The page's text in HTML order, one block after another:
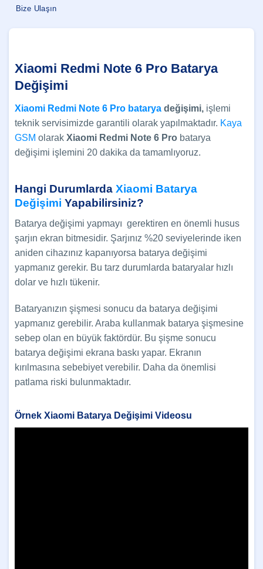
Bize Ulaşın
Xiaomi Redmi Note 6 Pro Batarya
Değişimi
Xiaomi Redmi Note 6 Pro batarya değişimi, işlemi
teknik servisimizde garantili olarak yapılmaktadır. Kaya
GSM olarak Xiaomi Redmi Note 6 Pro batarya
değişimi işlemini 20 dakika da tamamlıyoruz.
Hangi Durumlarda Xiaomi Batarya
Değişimi Yapabilirsiniz?
Batarya değişimi yapmayı gerektiren en önemli husus
şarjın ekran bitmesidir. Şarjınız %20 seviyelerinde iken
aniden cihazınız kapanıyorsa batarya değişimi
yapmanız gerekir. Bu tarz durumlarda bataryalar hızlı
dolar ve hızlı tükenir.
Bataryanızın şişmesi sonucu da batarya değişimi
yapmanız gerebilir. Araba kullanmak batarya şişmesine
sebep olan en büyük faktördür. Bu şişme sonucu
batarya değişimi ekrana baskı yapar. Ekranın
kırılmasına sebebiyet verebilir. Daha da önemlisi
patlama riski bulunmaktadır.
Örnek Xiaomi Batarya Değişimi Videosu